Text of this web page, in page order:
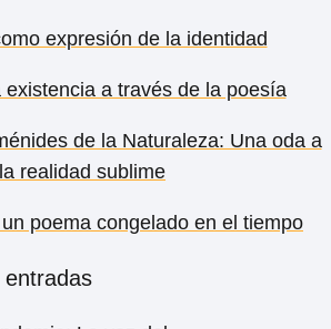
expresión de la identidad
existencia a través de la poesía
de la Naturaleza: Una oda a
la realidad sublime
poema congelado en el tiempo
entradas